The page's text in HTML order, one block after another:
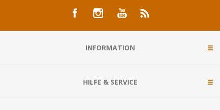
INFORMATION
HILFE & SERVICE